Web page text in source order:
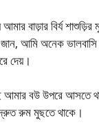
আমার বাড়ার বির্য
আমি অনেক
দেয়।
আমার বউ উপরে আসতে
রুম মুছতে থাকে।